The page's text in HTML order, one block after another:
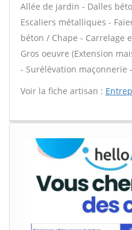
Allée de jardin - Dalles
Escaliers métalliques -
béton / Chape - Carrelage
Gros oeuvre (Extension
- Surélévation maçonnerie
Voir la fiche artisan :